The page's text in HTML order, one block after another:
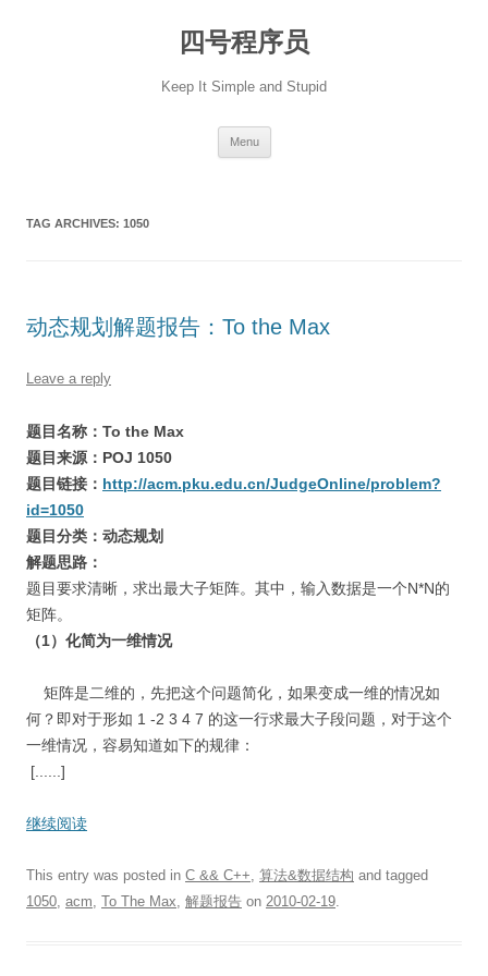
四号程序员
Keep It Simple and Stupid
Menu
TAG ARCHIVES: 1050
动态规划解题报告：To the Max
Leave a reply
题目名称：To the Max
题目来源：POJ 1050
题目链接： http://acm.pku.edu.cn/JudgeOnline/problem?
id=1050
题目分类：动态规划
解题思路：
题目要求清晰，求出最大子矩阵。其中，输入数据是一个N*N的
矩阵。
（1）化简为一维情况
矩阵是二维的，先把这个问题简化，如果变成一维的情况如
何？即对于形如 1 -2 3 4 7 的这一行求最大子段问题，对于这个
一维情况，容易知道如下的规律：
[......]
继续阅读
This entry was posted in C && C++, 算法&数据结构 and tagged
1050, acm, To The Max, 解题报告 on 2010-02-19.